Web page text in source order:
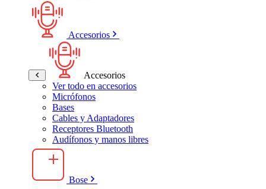
Accesorios
Accesorios
Ver todo en accesorios
Micrófonos
Bases
Cables y Adaptadores
Receptores Bluetooth
Audífonos y manos libres
Bose